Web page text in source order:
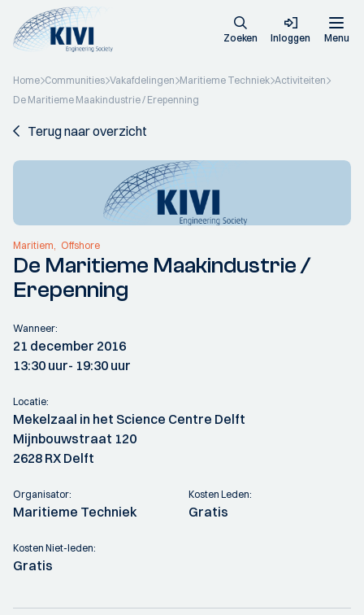
Zoeken Inloggen Menu
Home Communities Vakafdelingen Maritieme Techniek Activiteiten
De Maritieme Maakindustrie / Erepenning
Terug naar overzicht
Maritiem Offshore
De Maritieme Maakindustrie /
Erepenning
Wanneer:
21 december 2016
13:30 uur- 19:30 uur
Locatie:
Mekelzaal in het Science Centre Delft
Mijnbouwstraat 120
2628 RX Delft
Organisator:
Maritieme Techniek
Kosten Leden:
Gratis
Kosten Niet-leden:
Gratis